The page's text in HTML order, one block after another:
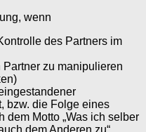
wenn
des Partners im
zu manipulieren
bzw. die Folge eines
dem Motto „Was ich selber
dem Anderen zu“